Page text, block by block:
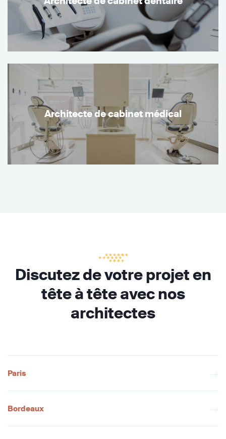
Architecte de cabinet médical
Discutez de votre projet en
tête à tête avec nos
architectes
Paris
Bordeaux